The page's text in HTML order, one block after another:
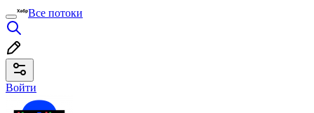
Все потоки
Войти